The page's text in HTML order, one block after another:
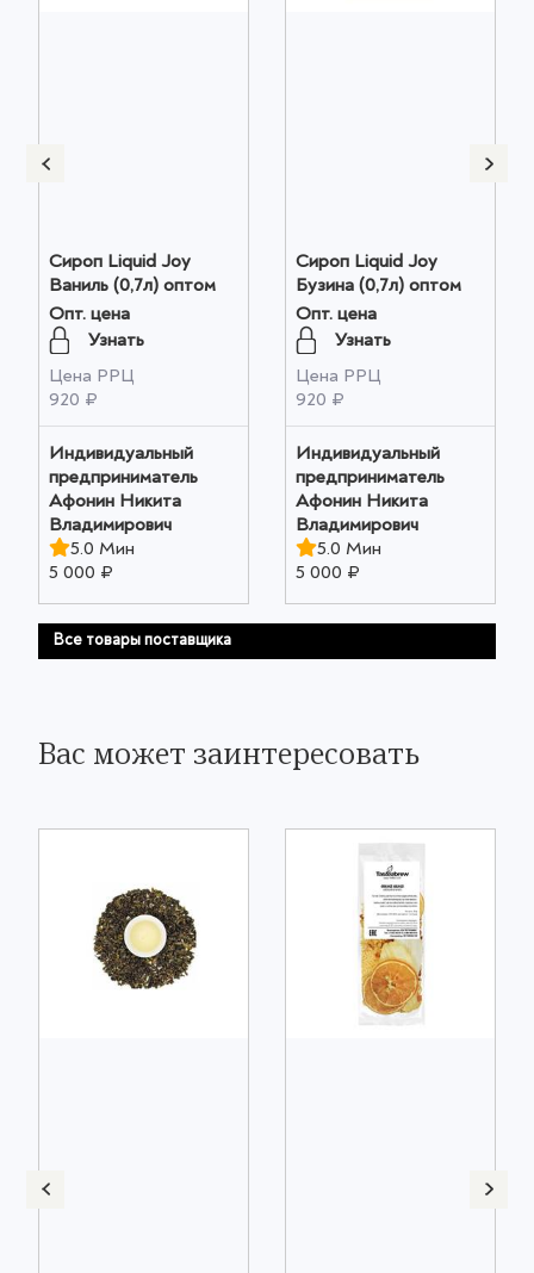
Сироп Liquid Joy
Ваниль (0,7л) оптом
Опт. цена
Узнать
Цена РРЦ
920 ₽
Индивидуальный
предприниматель
Афонин Никита
Владимирович
5.0 Мин
5 000 ₽
Сироп Liquid Joy
Бузина (0,7л) оптом
Опт. цена
Узнать
Цена РРЦ
920 ₽
Индивидуальный
предприниматель
Афонин Никита
Владимирович
5.0 Мин
5 000 ₽
Все товары поставщика
Вас может заинтересовать